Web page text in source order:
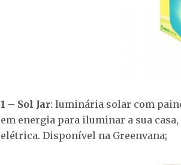
1 – Sol Jar: luminária solar com
em energia para iluminar a sua
elétrica. Disponível na Greenvana;